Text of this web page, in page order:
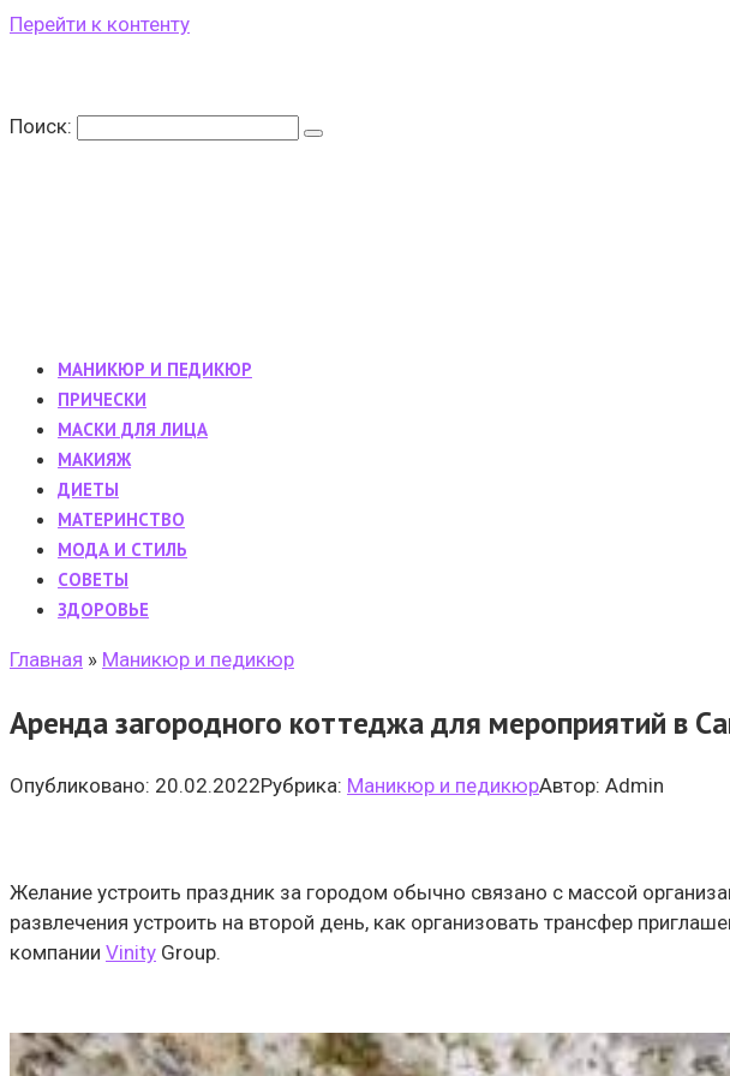
Перейти к контенту
Поиск:
МАНИКЮР И ПЕДИКЮР
ПРИЧЕСКИ
МАСКИ ДЛЯ ЛИЦА
МАКИЯЖ
ДИЕТЫ
МАТЕРИНСТВО
МОДА И СТИЛЬ
CОВЕТЫ
ЗДОРОВЬЕ
Главная » Маникюр и педикюр
Аренда загородного коттеджа для мероприятий в
Опубликовано: 20.02.2022Рубрика: Маникюр и педикюрАвтор: Admin
Желание устроить праздник за городом обычно связано с массой
развлечения устроить на второй день, как организовать трансфер
компании Vinity Group.